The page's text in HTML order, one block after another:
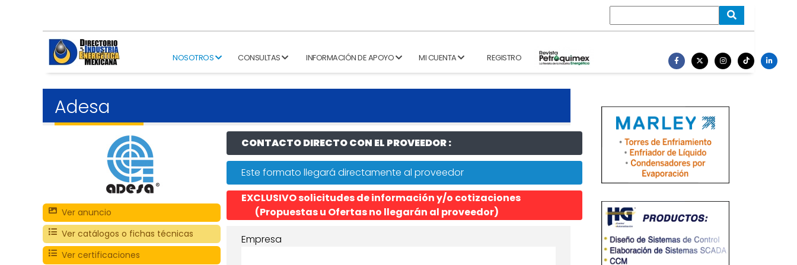
NOSOTROS CONSULTAS INFORMACIÓN DE APOYO MI CUENTA REGISTRO
Adesa
Ver anuncio
Ver catálogos o fichas técnicas
Ver certificaciones
CONTACTO DIRECTO CON EL PROVEEDOR :
Este formato llegará directamente al proveedor
EXCLUSIVO solicitudes de información y/o cotizaciones
(Propuestas u Ofertas no llegarán al proveedor)
Empresa